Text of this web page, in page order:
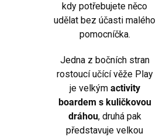
kdy potřebujete něco
udělat bez účasti malého
pomocníčka.
Jedna z bočních stran
rostoucí učící věže Play
je velkým activity
boardem s kuličkovou
dráhou, druhá pak
představuje velkou